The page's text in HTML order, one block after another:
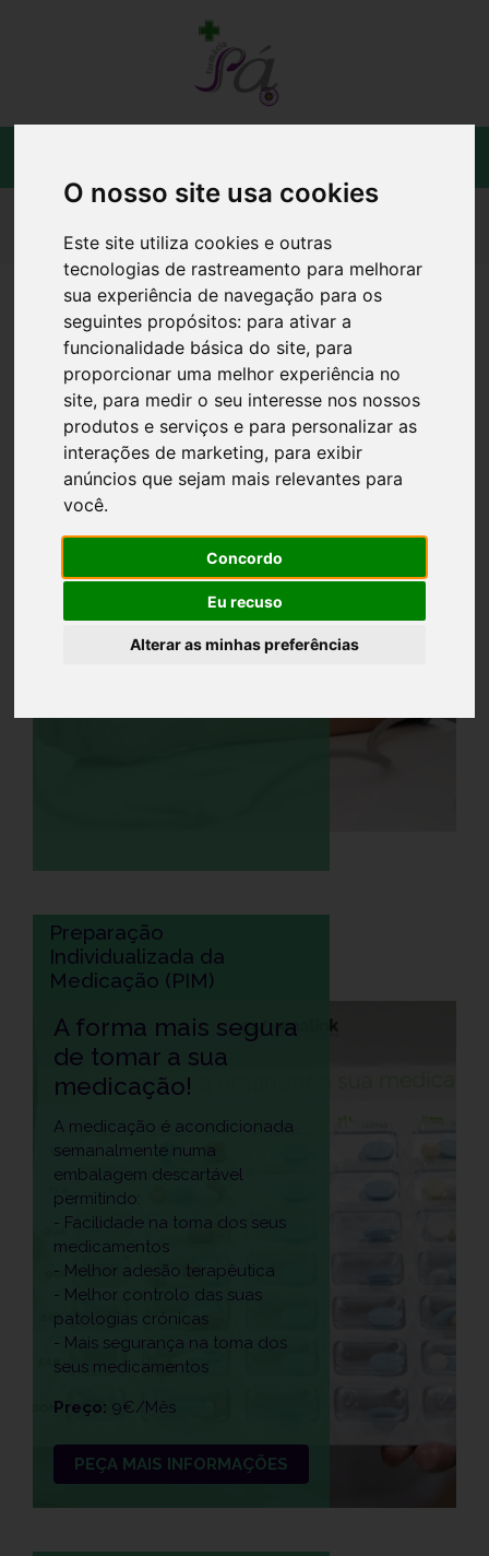
O nosso site usa cookies
Este site utiliza cookies e outras
tecnologias de rastreamento para melhorar
sua experiência de navegação para os
seguintes propósitos: para ativar a
funcionalidade básica do site, para
proporcionar uma melhor experiência no
site, para medir o seu interesse nos nossos
produtos e serviços e para personalizar as
interações de marketing, para exibir
anúncios que sejam mais relevantes para
você.
Concordo
Eu recuso
Alterar as minhas preferências
Check Saúde
Avaliação de
parâmetros de saúde
- Tensão arterial
- Frequência cardíaca
- Glicemia capilar
- Colesterol e Triglicerídeos
- IMC (Índice de Massa Corporal)
Preparação
Individualizada da
Medicação (PIM)
A forma mais segura
de tomar a sua
medicação!
A medicação é acondicionada
semanalmente numa
embalagem descartável
permitindo:
- Facilidade na toma dos seus
medicamentos
- Melhor adesão terapêutica
- Melhor controlo das suas
patologias crónicas
- Mais segurança na toma dos
seus medicamentos
Preço: 9€/Mês
PEÇA MAIS INFORMAÇÕES